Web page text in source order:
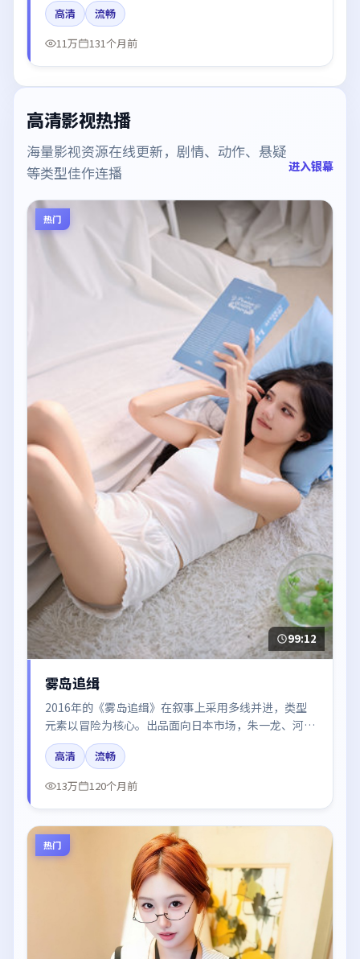
白引发讨论。
高清
流畅
11万
131个月前
高清影视热播
海量影视资源在线更新，剧情、动作、悬疑
等类型佳作连播
进入银幕
热门
99:12
雾岛追缉
2016年的《雾岛追缉》在叙事上采用多线并进，类型
元素以冒险为核心。出品面向日本市场，朱一龙、河正
宇、梁朝伟、咏梅、谭卓所饰角色推动关键反转，结尾
留白引发讨论。
高清
流畅
13万
120个月前
热门